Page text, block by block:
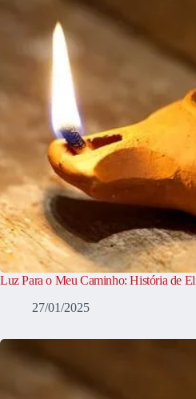
Luz Para o Meu Caminho: História de
27/01/2025